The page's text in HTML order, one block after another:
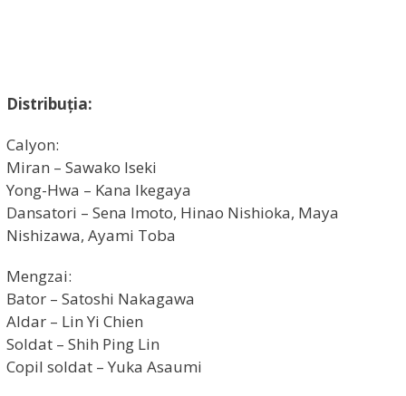
Distribuția:
Calyon:
Miran – Sawako Iseki
Yong-Hwa – Kana Ikegaya
Dansatori – Sena Imoto, Hinao Nishioka, Maya
Nishizawa, Ayami Toba
Mengzai:
Bator – Satoshi Nakagawa
Aldar – Lin Yi Chien
Soldat – Shih Ping Lin
Copil soldat – Yuka Asaumi